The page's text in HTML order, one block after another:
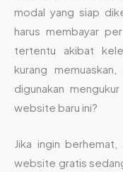
modal yang siap
harus membayar
tertentu akibat
kurang
digunakan
website baru ini?
Jika ingin
website gratis